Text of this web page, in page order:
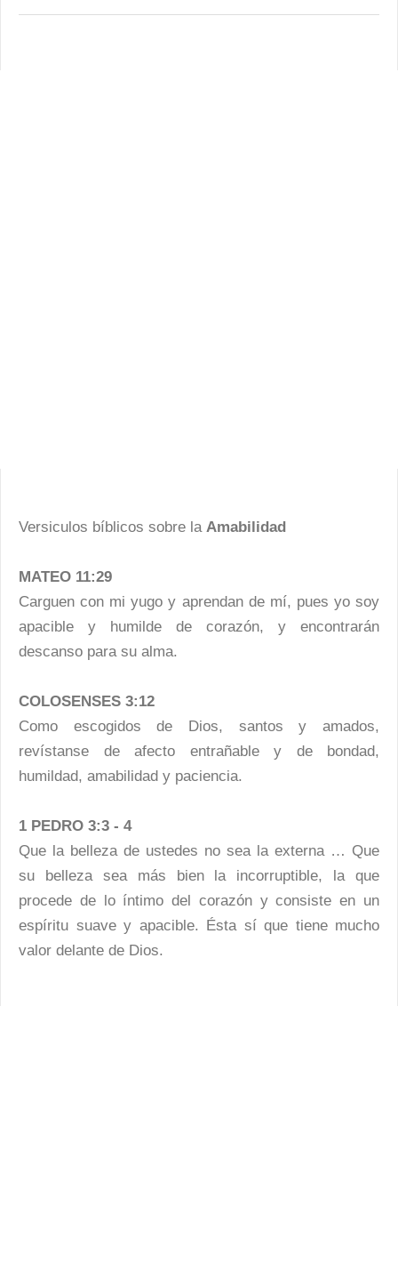
Versiculos bíblicos sobre la Amabilidad
MATEO 11:29
Carguen con mi yugo y aprendan de mí, pues yo soy
apacible y humilde de corazón, y encontrarán
descanso para su alma.
COLOSENSES 3:12
Como escogidos de Dios, santos y amados,
revístanse de afecto entrañable y de bondad,
humildad, amabilidad y paciencia.
1 PEDRO 3:3 - 4
Que la belleza de ustedes no sea la externa … Que
su belleza sea más bien la incorruptible, la que
procede de lo íntimo del corazón y consiste en un
espíritu suave y apacible. Ésta sí que tiene mucho
valor delante de Dios.